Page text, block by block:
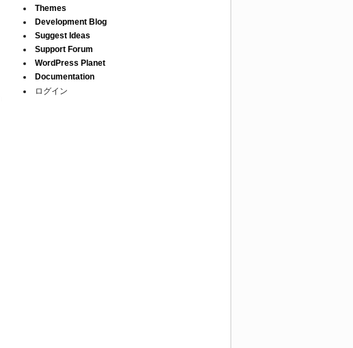
Themes
Development Blog
Suggest Ideas
Support Forum
WordPress Planet
Documentation
ログイン